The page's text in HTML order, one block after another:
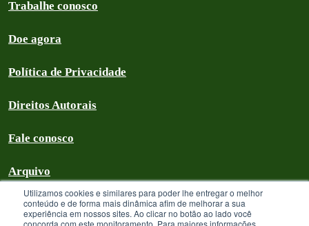
Utilizamos cookies e similares para poder lhe entregar o melhor
conteúdo e de forma mais dinâmica afim de melhorar a sua
experiência em nossos sites. Ao clicar no botão ao lado você
concorda com este monitoramento. Para maiores informações,
Trabalhe conosco
Doe agora
Política de Privacidade
Direitos Autorais
Fale conosco
Arquivo
Greenpeace Brasil 2026